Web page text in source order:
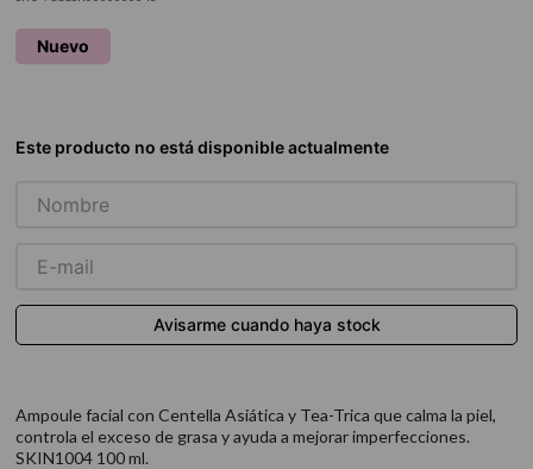
Nuevo
Ampoule facial con Centella Asiática y Tea-Trica que calma la piel,
controla el exceso de grasa y ayuda a mejorar imperfecciones.
SKIN1004 100 ml.
5. cepillo
6. gama
8. loreal